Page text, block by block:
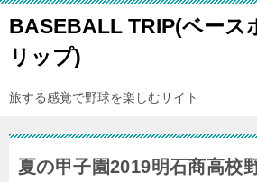
BASEBALL TRIP(ベース
リップ)
旅する感覚で野球を楽しむサイト
夏の甲子園2019明石商高校